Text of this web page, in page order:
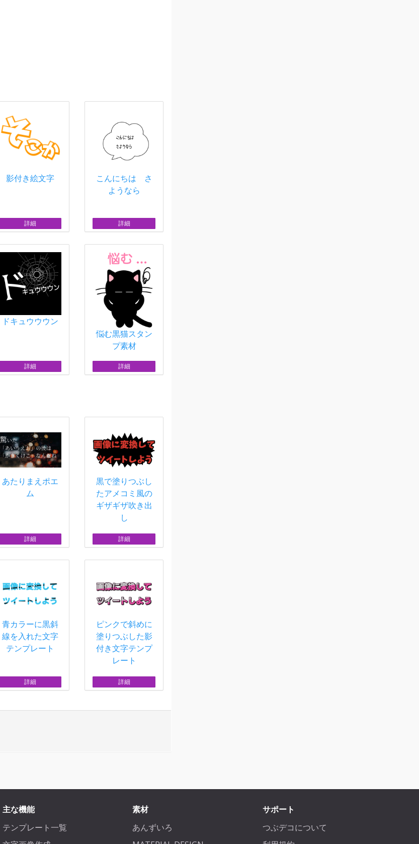
影付き絵文字
詳細
こんにちは さ
ようなら
詳細
ドキュウウウン
詳細
悩む黒猫スタン
プ素材
詳細
あたりまえポエ
ム
詳細
黒で塗りつぶし
たアメコミ風の
ギザギザ吹き出
し
詳細
青カラーに黒斜
線を入れた文字
テンプレート
詳細
ピンクで斜めに
塗りつぶした影
付き文字テンプ
レート
詳細
主な機能
テンプレート一覧
素材
あんずいろ
サポート
つぶデコについて